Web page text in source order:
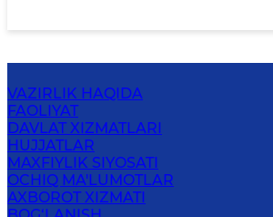
VAZIRLIK HAQIDA
FAOLIYAT
DAVLAT XIZMATLARI
HUJJATLAR
MAXFIYLIK SIYOSATI
OCHIQ MA'LUMOTLAR
AXBOROT XIZMATI